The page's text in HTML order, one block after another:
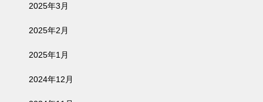
2025年3月
2025年2月
2025年1月
2024年12月